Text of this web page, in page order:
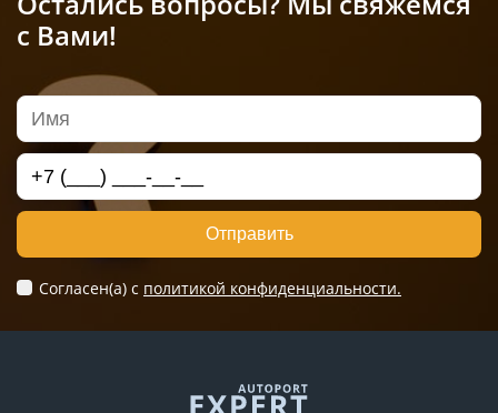
с Вами!
Отправить
Согласен(а) c политикой конфиденциальности.